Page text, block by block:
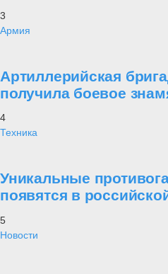
3
Армия
Артиллерийская
получила боевое
4
Техника
Уникальные
появятся в
5
Новости